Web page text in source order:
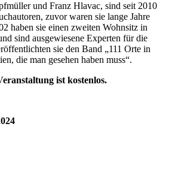
und Franz Hlavac, sind seit 2010
zuvor waren sie lange Jahre
haben sie einen zweiten Wohnsitz in
sind ausgewiesene Experten für die
sie den Band „111 Orte in
die man gesehen haben muss“.
ist kostenlos.